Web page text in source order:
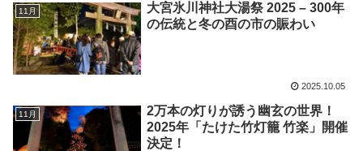
11月
大宮氷川神社大湯祭 2025 – 300年
の伝統と冬の酉の市の賑わい
2025.10.05
11月
2万本の灯りが誘う幽玄の世界！
2025年「たけた竹灯籠 竹楽」開催
決定！